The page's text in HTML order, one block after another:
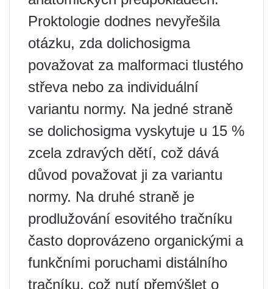
Proktologie dodnes nevyřešila
otázku, zda dolichosigma
považovat za malformaci tlustého
střeva nebo za individuální
variantu normy. Na jedné straně
se dolichosigma vyskytuje u 15 %
zcela zdravých dětí, což dává
důvod považovat ji za variantu
normy. Na druhé straně je
prodlužování esovitého tračníku
často doprovázeno organickými a
funkčními poruchami distálního
tračníku, což nutí přemýšlet o